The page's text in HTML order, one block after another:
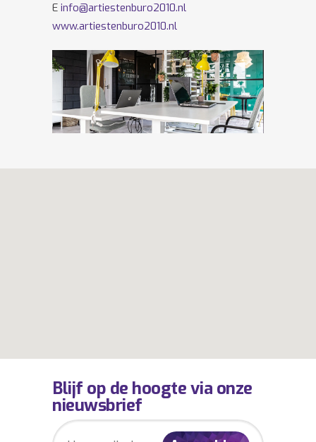
E info@artiestenburo2010.nl
www.artiestenburo2010.nl
Volg ons ook opFacebookenTwitter
Blijf op de hoogte via onze
nieuwsbrief